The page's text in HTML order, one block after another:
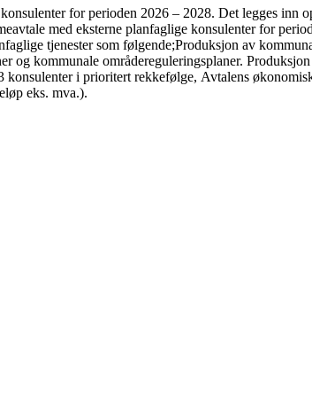
for perioden 2026 – 2028. Det legges inn
med eksterne planfaglige konsulenter for
tjenester som følgende;Produksjon av
og kommunale områdereguleringsplaner.
i prioritert rekkefølge, Avtalens
eks. mva.).